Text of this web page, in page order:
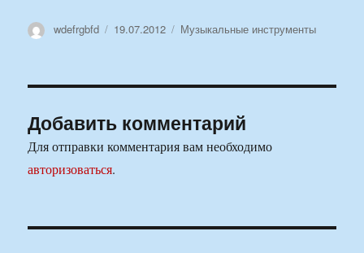
Автор
wdefrgbfd Опубликовано
19.07.2012 Рубрики
Музыкальные инструменты
Добавить комментарий
Для отправки комментария вам необходимо
авторизоваться.